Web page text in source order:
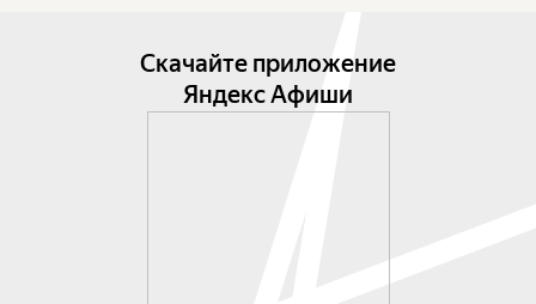
Скачайте приложение
Яндекс Афиши